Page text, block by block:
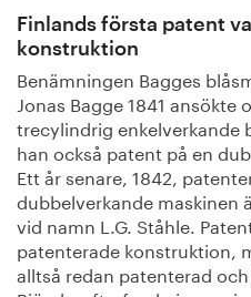
Finlands första patent
konstruktion
Benämningen Bagges
Jonas Bagge 1841 ansökte
trecylindrig enkelverkande
han också patent på en
Ett år senare, 1842,
dubbelverkande maskinen
vid namn L.G. Ståhle.
patenterade konstruktion,
alltså redan patenterad